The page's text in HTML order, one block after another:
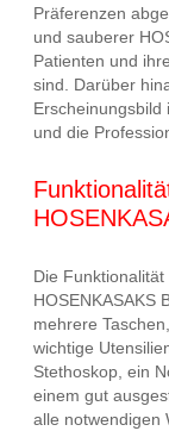
Präferenzen
und sauberer
Patienten und
sind. Darüber
Erscheinungsbild
und die
Die
HOSENKASAKS
mehrere
wichtige
Stethoskop, ein
einem gut
alle notwendigen